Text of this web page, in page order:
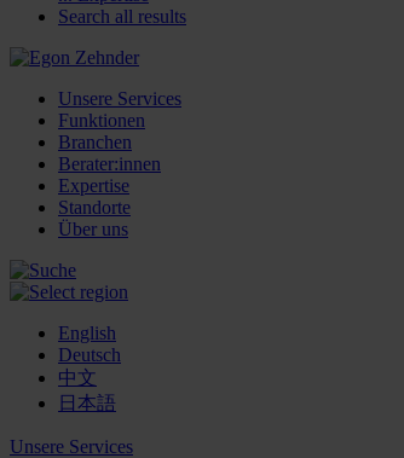
Search all results
Unsere Services
Funktionen
Branchen
Berater:innen
Expertise
Standorte
Über uns
English
Deutsch
中文
日本語
Unsere Services